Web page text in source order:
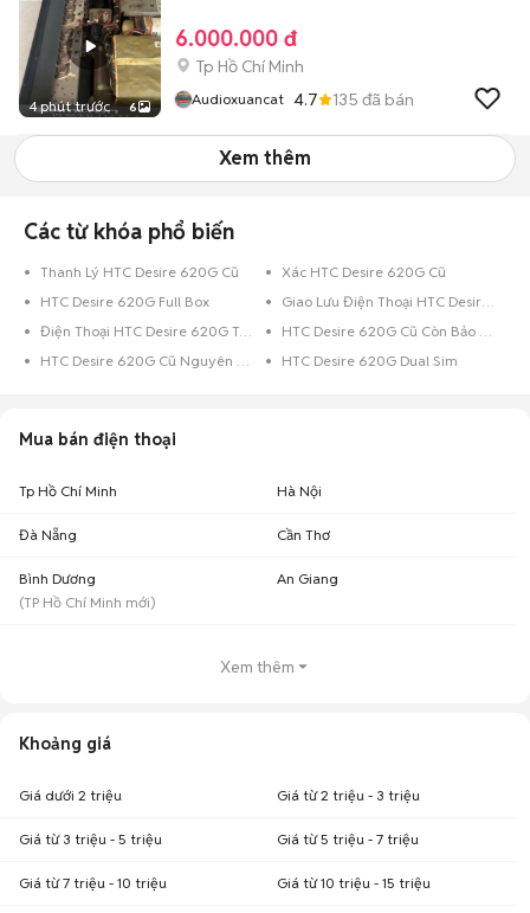
4 phút trước 6
6.000.000 đ
Tp Hồ Chí Minh
Audioxuancat 4.7 135 đã bán
Xem thêm
Các từ khóa phổ biến
Thanh Lý HTC Desire 620G Cũ
Xác HTC Desire 620G Cũ
HTC Desire 620G Full Box
Giao Lưu Điện Thoại HTC Desire 620G
Điện Thoại HTC Desire 620G Trả Góp
HTC Desire 620G Cũ Còn Bảo Hành
HTC Desire 620G Cũ Nguyên Zin
HTC Desire 620G Dual Sim
Mua bán điện thoại
Tp Hồ Chí Minh Hà Nội
Đà Nẵng Cần Thơ
Bình Dương
(TP Hồ Chí Minh mới)
An Giang
Xem thêm
Khoảng giá
Giá dưới 2 triệu Giá từ 2 triệu - 3 triệu
Giá từ 3 triệu - 5 triệu Giá từ 5 triệu - 7 triệu
Giá từ 7 triệu - 10 triệu Giá từ 10 triệu - 15 triệu